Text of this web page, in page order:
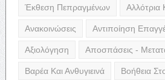
Έκθεση Πεπραγμένων Αλλότρια
Ανακοινώσεις Αντιποίηση
Αξιολόγηση Αποσπάσεις -
Βαρέα Και Ανθυγιεινά Βοήθεια